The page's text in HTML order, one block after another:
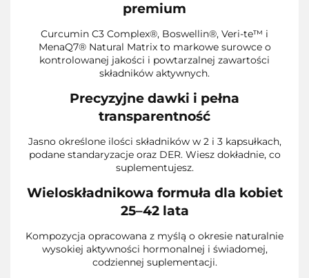
premium
Curcumin C3 Complex®, Boswellin®, Veri-te™ i
MenaQ7® Natural Matrix to markowe surowce o
kontrolowanej jakości i powtarzalnej zawartości
składników aktywnych.
Precyzyjne dawki i pełna
transparentność
Jasno określone ilości składników w 2 i 3 kapsułkach,
podane standaryzacje oraz DER. Wiesz dokładnie, co
suplementujesz.
Wieloskładnikowa formuła dla kobiet
25–42 lata
Kompozycja opracowana z myślą o okresie naturalnie
wysokiej aktywności hormonalnej i świadomej,
codziennej suplementacji.